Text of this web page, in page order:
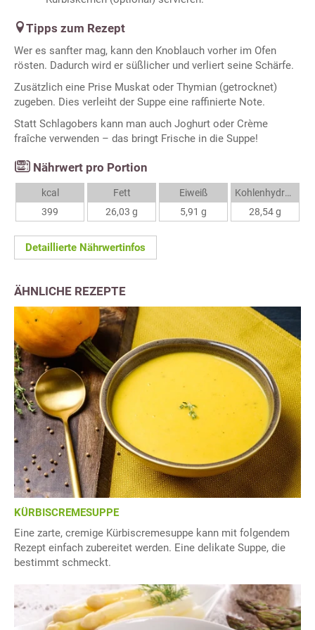
Tipps zum Rezept
Wer es sanfter mag, kann den Knoblauch vorher im Ofen
rösten. Dadurch wird er süßlicher und verliert seine Schärfe.
Zusätzlich eine Prise Muskat oder Thymian (getrocknet)
zugeben. Dies verleiht der Suppe eine raffinierte Note.
Statt Schlagobers kann man auch Joghurt oder Crème
fraîche verwenden – das bringt Frische in die Suppe!
Nährwert pro Portion
kcal
399
Fett
26,03 g
Eiweiß
5,91 g
Kohlenhydrate
28,54 g
Detaillierte Nährwertinfos
ÄHNLICHE REZEPTE
KÜRBISCREMESUPPE
Eine zarte, cremige Kürbiscremesuppe kann mit folgendem
Rezept einfach zubereitet werden. Eine delikate Suppe, die
bestimmt schmeckt.